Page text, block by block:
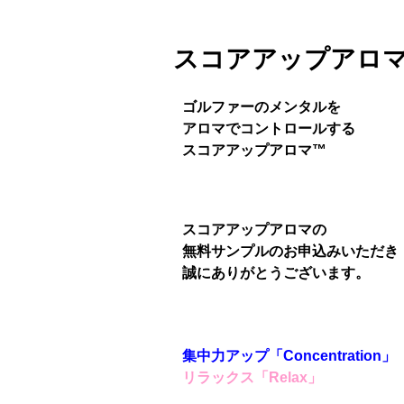
スコアアップアロ
ゴルファーのメンタルを
アロマでコントロールする
スコアアップアロマ™
スコアアップアロマの
無料サンプルのお申込みいただき
誠にありがとうございます。
集中力アップ「Concentration」
リラックス「Relax」